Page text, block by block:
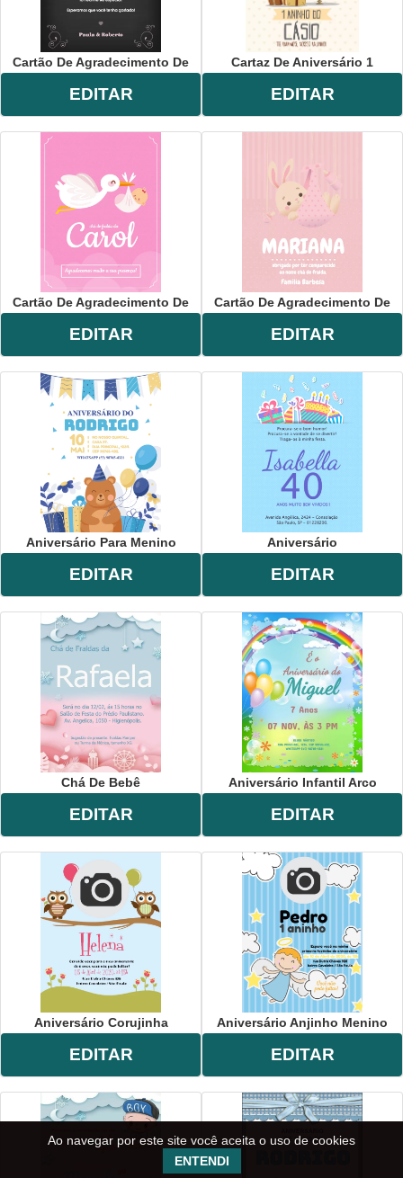
Cartão De Agradecimento De
EDITAR
Cartaz De Aniversário 1
EDITAR
Cartão De Agradecimento De
EDITAR
Cartão De Agradecimento De
EDITAR
Aniversário Para Menino
EDITAR
Aniversário
EDITAR
Chá De Bebê
EDITAR
Aniversário Infantil Arco
EDITAR
Aniversário Corujinha
EDITAR
Aniversário Anjinho Menino
EDITAR
Ao navegar por este site você aceita o uso de cookies
ENTENDI